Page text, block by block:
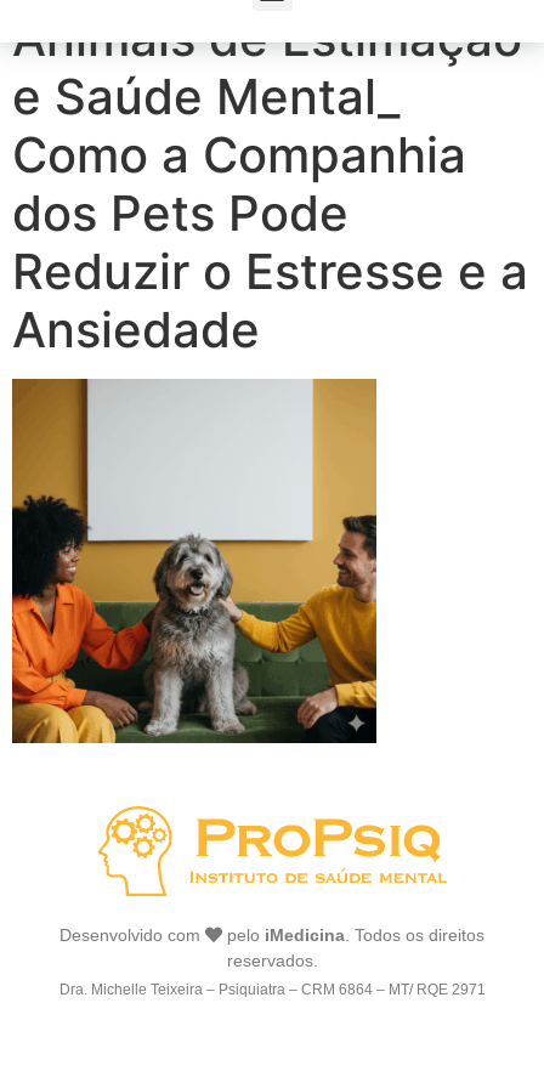
Animais de Estimação
e Saúde Mental_
Como a Companhia
dos Pets Pode
Reduzir o Estresse e a
Ansiedade
Desenvolvido com pelo iMedicina. Todos os direitos
reservados.
Dra. Michelle Teixeira – Psiquiatra – CRM 6864 – MT/ RQE 2971